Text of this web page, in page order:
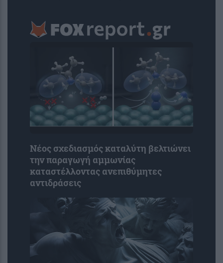
Νέος σχεδιασμός καταλύτη βελτιώνει
την παραγωγή αμμωνίας
καταστέλλοντας ανεπιθύμητες
αντιδράσεις